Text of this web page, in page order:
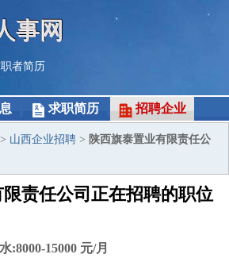
事网
者简历
求职简历 招聘企业
> 山西企业招聘 > 陕西旗泰置业有限责任公
责任公司正在招聘的职位
:8000-15000 元/月